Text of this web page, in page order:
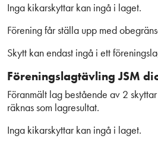
Inga kikarskyttar kan ingå i laget.
Förening får ställa upp med
Skytt kan endast ingå i ett
Föreningslagtävling JSM
Föranmält lag bestående av 2
räknas som lagresultat.
Inga kikarskyttar kan ingå i laget.